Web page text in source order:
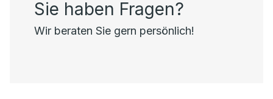
Sie haben Fragen?
Wir beraten Sie gern persönlich!